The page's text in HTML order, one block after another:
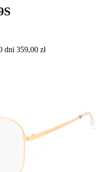
dni 359,00 zł